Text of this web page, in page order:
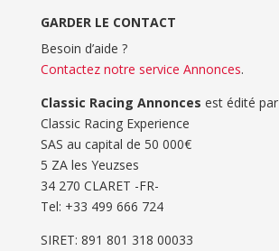
GARDER LE CONTACT
Besoin d’aide ?
Contactez notre service Annonces.
Classic Racing Annonces est édité par
Classic Racing Experience
SAS au capital de 50 000€
5 ZA les Yeuzses
34 270 CLARET -FR-
Tel: ‭+33 499 666 724‬
SIRET: 891 801 318 00033